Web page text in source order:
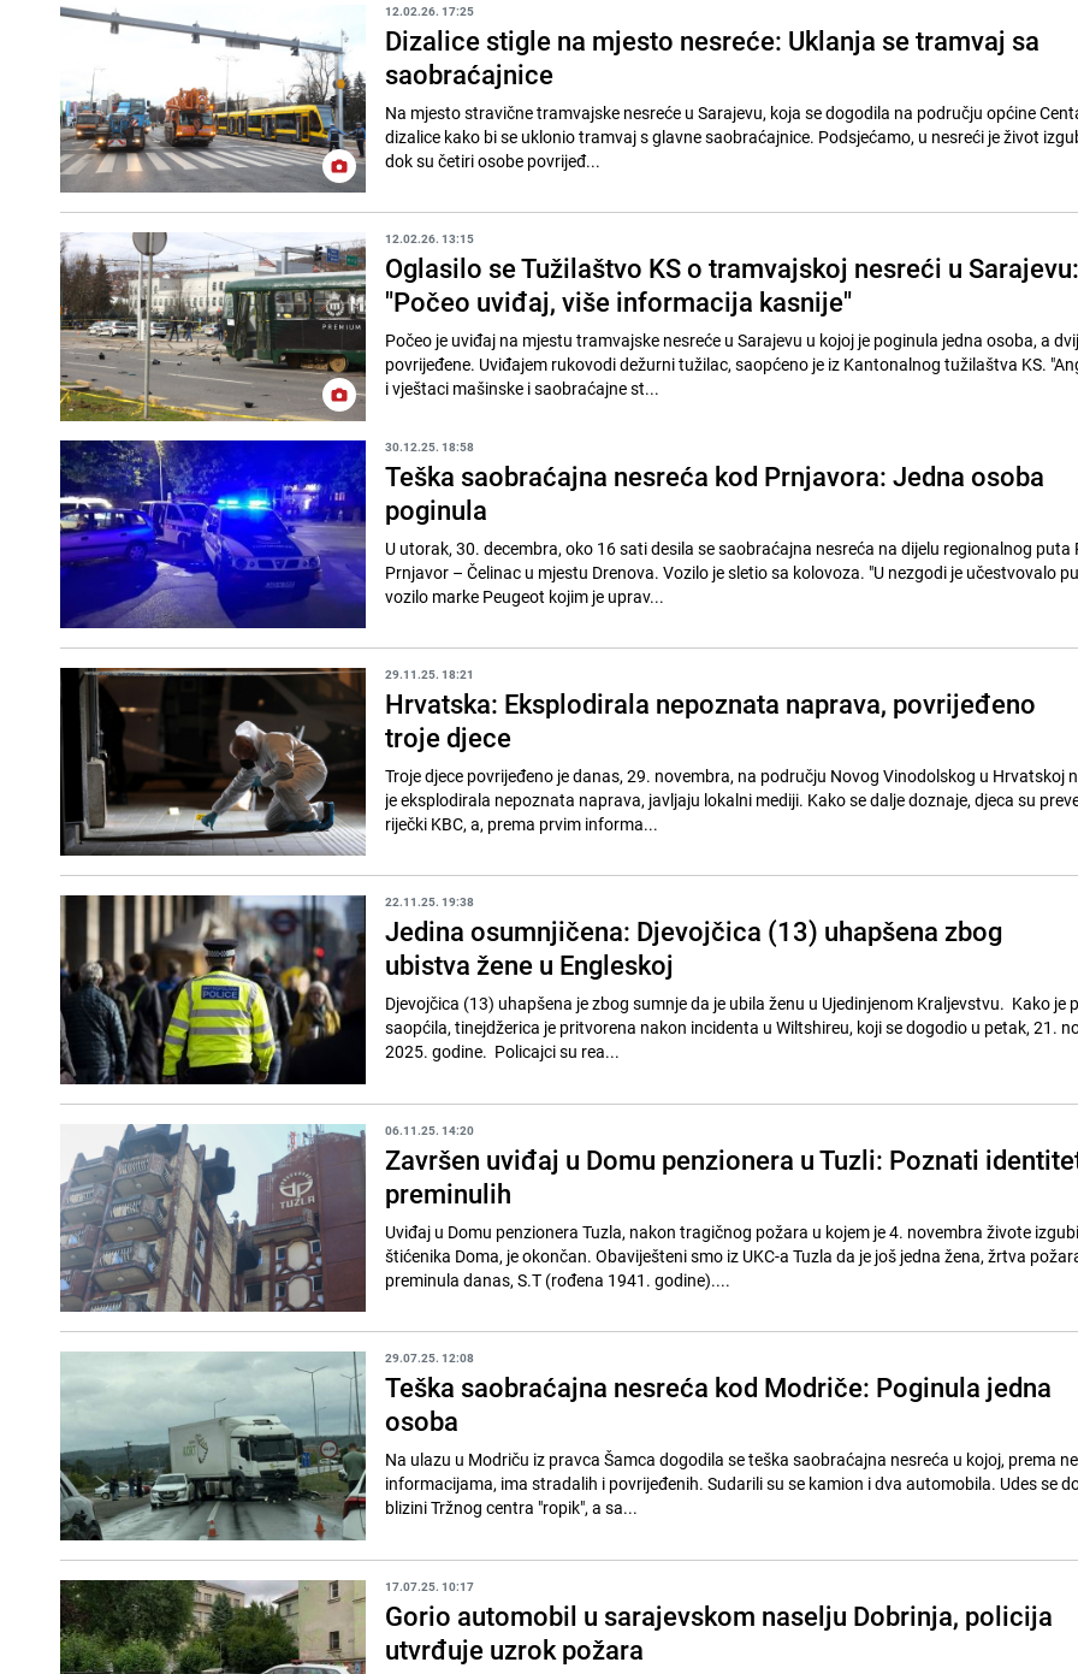
12.02.26. 17:25
Dizalice stigle na mjesto nesreće: Uklanja se tramvaj sa
saobraćajnice
Na mjesto stravične tramvajske nesreće u Sarajevu, koja se dogodila na području općine
dizalice kako bi se uklonio tramvaj s glavne saobraćajnice. Podsjećamo, u nesreći je život
dok su četiri osobe povrijeđ...
12.02.26. 13:15
Oglasilo se Tužilaštvo KS o tramvajskoj nesreći u Sarajevu:
"Počeo uviđaj, više informacija kasnije"
Počeo je uviđaj na mjestu tramvajske nesreće u Sarajevu u kojoj je poginula jedna osoba, a
povrijeđene. Uviđajem rukovodi dežurni tužilac, saopćeno je iz Kantonalnog tužilaštva KS.
i vještaci mašinske i saobraćajne st...
30.12.25. 18:58
Teška saobraćajna nesreća kod Prnjavora: Jedna osoba
poginula
U utorak, 30. decembra, oko 16 sati desila se saobraćajna nesreća na dijelu regionalnog puta
Prnjavor – Čelinac u mjestu Drenova. Vozilo je sletio sa kolovoza. "U nezgodi je učestvovalo
vozilo marke Peugeot kojim je uprav...
29.11.25. 18:21
Hrvatska: Eksplodirala nepoznata naprava, povrijeđeno
troje djece
Troje djece povrijeđeno je danas, 29. novembra, na području Novog Vinodolskog u Hrvatskoj
je eksplodirala nepoznata naprava, javljaju lokalni mediji. Kako se dalje doznaje, djeca su
riječki KBC, a, prema prvim informa...
22.11.25. 19:38
Jedina osumnjičena: Djevojčica (13) uhapšena zbog
ubistva žene u Engleskoj
Djevojčica (13) uhapšena je zbog sumnje da je ubila ženu u Ujedinjenom Kraljevstvu. Kako je
saopćila, tinejdžerica je pritvorena nakon incidenta u Wiltshireu, koji se dogodio u petak, 21.
2025. godine. Policajci su rea...
06.11.25. 14:20
Završen uviđaj u Domu penzionera u Tuzli: Poznati
preminulih
Uviđaj u Domu penzionera Tuzla, nakon tragičnog požara u kojem je 4. novembra živote
štićenika Doma, je okončan. Obaviješteni smo iz UKC-a Tuzla da je još jedna žena, žrtva
preminula danas, S.T (rođena 1941. godine)....
29.07.25. 12:08
Teška saobraćajna nesreća kod Modriče: Poginula jedna
osoba
Na ulazu u Modriču iz pravca Šamca dogodila se teška saobraćajna nesreća u kojoj, prema
informacijama, ima stradalih i povrijeđenih. Sudarili su se kamion i dva automobila. Udes se
blizini Tržnog centra "ropik", a sa...
17.07.25. 10:17
Gorio automobil u sarajevskom naselju Dobrinja, policija
utvrđuje uzrok požara